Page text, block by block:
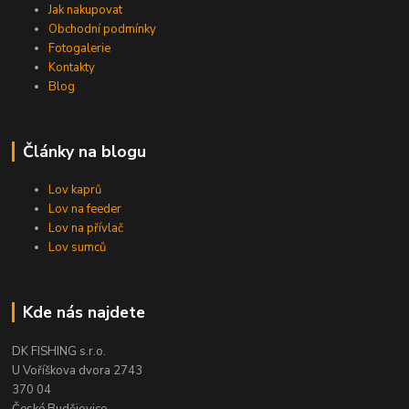
Jak nakupovat
Obchodní podmínky
Fotogalerie
Kontakty
Blog
Články na blogu
Lov kaprů
Lov na feeder
Lov na přívlač
Lov sumců
Kde nás najdete
DK FISHING s.r.o.
U Voříškova dvora 2743
370 04